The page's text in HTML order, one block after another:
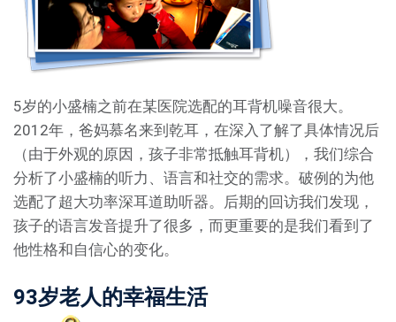
5岁的小盛楠之前在某医院选配的耳背机噪音很大。
2012年，爸妈慕名来到乾耳，在深入了解了具体情况后
（由于外观的原因，孩子非常抵触耳背机），我们综合
分析了小盛楠的听力、语言和社交的需求。破例的为他
选配了超大功率深耳道助听器。后期的回访我们发现，
孩子的语言发音提升了很多，而更重要的是我们看到了
他性格和自信心的变化。
93岁老人的幸福生活